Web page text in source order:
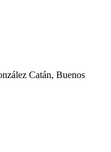
Catán, Buenos